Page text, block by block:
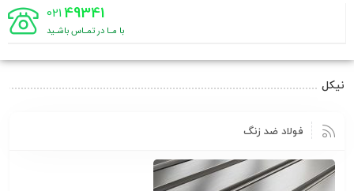
49341
021
با مـا در تمـاس باشـید
نیکل
فولاد ضد زنگ